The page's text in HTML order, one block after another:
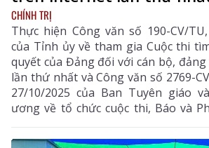
CHÍNH TRỊ
Thực hiện Công văn số 190-CV/
của Tỉnh ủy về tham gia Cuộc thi
quyết của Đảng đối với cán bộ,
lần thứ nhất và Công văn số 2769-
27/10/2025 của Ban Tuyên giáo
ương về tổ chức cuộc thi, Báo và
hình Lai Châu giới thiệu nội dung
như sau: